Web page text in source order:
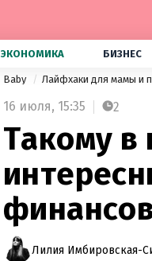
ЭКОНОМИКА БИЗНЕС
Baby Лайфхаки для мамы и
16 июля, 15:35 2
Такому в
Лилия Имбировская-